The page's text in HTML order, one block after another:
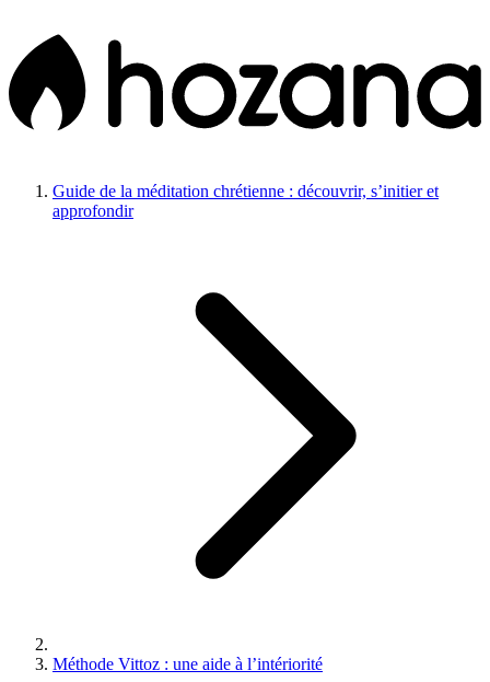
Guide de la méditation chrétienne : découvrir, s’initier et
approfondir
Méthode Vittoz : une aide à l’intériorité